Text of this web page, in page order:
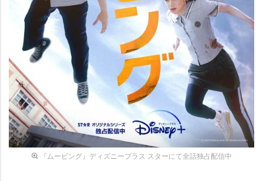
『ムービング』ディズニープラス スターにて全話独占配信中